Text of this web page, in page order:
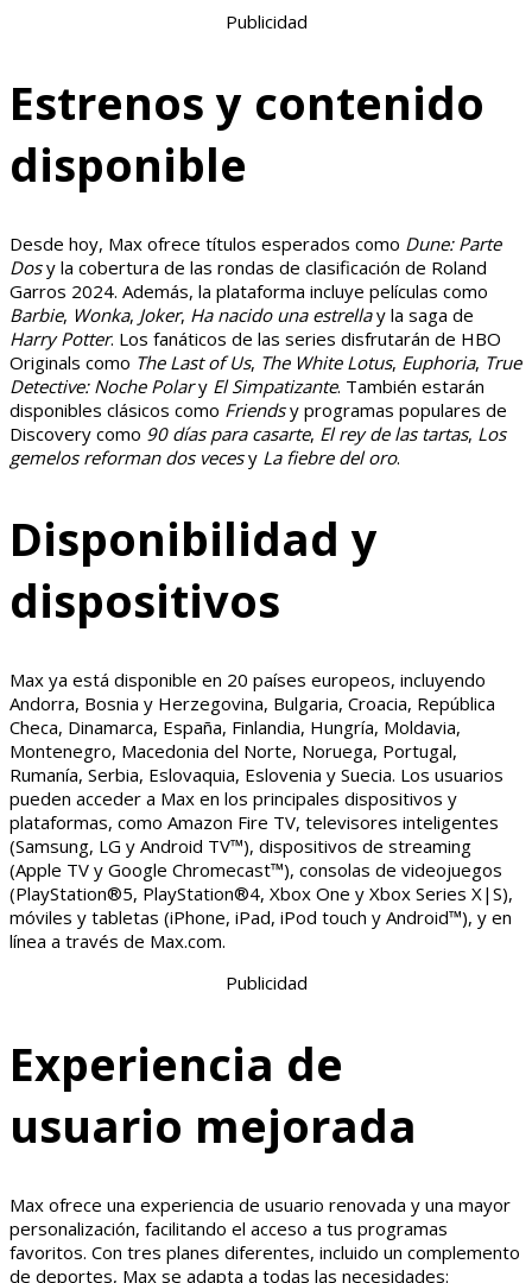
Publicidad
Estrenos y contenido
disponible
Desde hoy, Max ofrece títulos esperados como Dune: Parte
Dosy la cobertura de las rondas de clasificación de Roland
Garros 2024. Además, la plataforma incluye películas como
Barbie, Wonka, Joker, Ha nacido una estrellay la saga de
Harry Potter. Los fanáticos de las series disfrutarán de HBO
Originals como The Last of Us, The White Lotus, Euphoria, True
Detective: Noche Polary El Simpatizante. También estarán
disponibles clásicos como Friendsy programas populares de
Discovery como 90 días para casarte, El rey de las tartas, Los
gemelos reforman dos vecesy La fiebre del oro.
Disponibilidad y
dispositivos
Max ya está disponible en 20 países europeos, incluyendo
Andorra, Bosnia y Herzegovina, Bulgaria, Croacia, República
Checa, Dinamarca, España, Finlandia, Hungría, Moldavia,
Montenegro, Macedonia del Norte, Noruega, Portugal,
Rumanía, Serbia, Eslovaquia, Eslovenia y Suecia. Los usuarios
pueden acceder a Max en los principales dispositivos y
plataformas, como Amazon Fire TV, televisores inteligentes
(Samsung, LG y Android TV™), dispositivos de streaming
(Apple TV y Google Chromecast™), consolas de videojuegos
(PlayStation®5, PlayStation®4, Xbox One y Xbox Series X|S),
móviles y tabletas (iPhone, iPad, iPod touch y Android™), y en
línea a través de Max.com.
Publicidad
Experiencia de
usuario mejorada
Max ofrece una experiencia de usuario renovada y una mayor
personalización, facilitando el acceso a tus programas
favoritos. Con tres planes diferentes, incluido un complemento
de deportes, Max se adapta a todas las necesidades: